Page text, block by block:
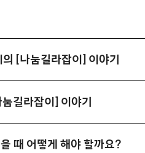
[나눔길라잡이] 이야기
길라잡이] 이야기
때 어떻게 해야 할까요?